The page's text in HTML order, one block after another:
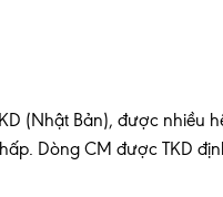
(Nhật Bản), được nhiều
Dòng CM được TKD